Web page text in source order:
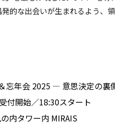
的な出会いが生まれるよう、
忘年会 2025 ― 意思決定の裏
付開始／18:30スタート
内タワー内 MIRAIS